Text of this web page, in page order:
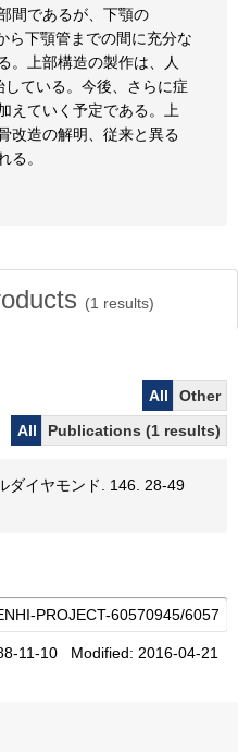
間であるが、下顎の
ら下顎管までの間に充分な
。上部構造の製作は、人
ている。今後、さらに症
えていく予定である。上
改造の解明、従来と異る
る。
(1 results)
All
Other
All
Publications (1 results)
ダイヤモンド. 146. 28-49
11-10 Modified: 2016-04-21